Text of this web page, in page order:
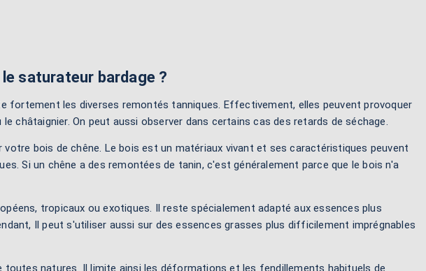
saturateur bardage ?
fortement les diverses remontés tanniques. Effectivement, elles peuvent provoquer
châtaignier. On peut aussi observer dans certains cas des retards de séchage.
bois de chêne. Le bois est un matériaux vivant et ses caractéristiques peuvent
Si un chêne a des remontées de tanin, c'est généralement parce que le bois n'a
tropicaux ou exotiques. Il reste spécialement adapté aux essences plus
Il peut s'utiliser aussi sur des essences grasses plus difficilement imprégnables
natures. Il limite ainsi les déformations et les fendillements habituels de